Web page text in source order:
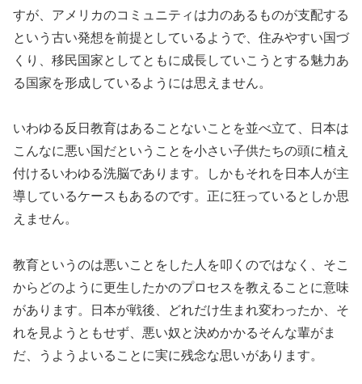
すが、アメリカのコミュニティは力のあるものが支配する
という古い発想を前提としているようで、住みやすい国づ
くり、移民国家としてともに成長していこうとする魅力あ
る国家を形成しているようには思えません。
いわゆる反日教育はあることないことを並べ立て、日本は
こんなに悪い国だということを小さい子供たちの頭に植え
付けるいわゆる洗脳であります。しかもそれを日本人が主
導しているケースもあるのです。正に狂っているとしか思
えません。
教育というのは悪いことをした人を叩くのではなく、そこ
からどのように更生したかのプロセスを教えることに意味
があります。日本が戦後、どれだけ生まれ変わったか、そ
れを見ようともせず、悪い奴と決めかかるそんな輩がま
だ、うようよいることに実に残念な思いがあります。